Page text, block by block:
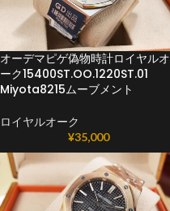
オーデマピゲ偽物時計ロイヤルオ
ーク15400ST.OO.1220ST.01
Miyota8215ムーブメント
ロイヤルオーク
¥35,000